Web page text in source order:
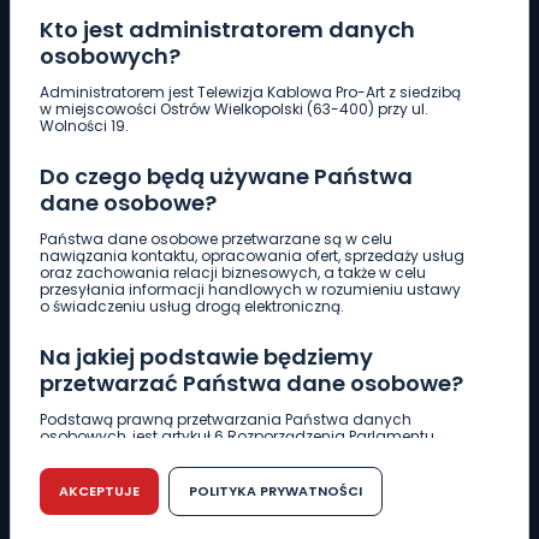
Kto jest administratorem danych
osobowych?
Administratorem jest Telewizja Kablowa Pro-Art z siedzibą
w miejscowości Ostrów Wielkopolski (63-400) przy ul.
Wolności 19.
Do czego będą używane Państwa
dane osobowe?
Państwa dane osobowe przetwarzane są w celu
nawiązania kontaktu, opracowania ofert, sprzedaży usług
oraz zachowania relacji biznesowych, a także w celu
przesyłania informacji handlowych w rozumieniu ustawy
o świadczeniu usług drogą elektroniczną.
Na jakiej podstawie będziemy
przetwarzać Państwa dane osobowe?
Podstawą prawną przetwarzania Państwa danych
osobowych, jest artykuł 6 Rozporządzenia Parlamentu
r. w sprawie ochrony osób fizycznych w związku z
przetwarzaniem danych osobowych w sprawie
swobodnego przepływu takich danych oraz uchylenia
dyrektywy 95/46/WE (RODO).
AKCEPTUJE POLITYKA PRYWATNOŚCI
Pobierz logotyp
661 997 997
REDAKCJA
62 735 22 22redakcja@wlkp24.info
DZIAŁ REKLAMY
62 735 01 85 reklama@wlkp24.info
WIADOMOŚCI
CIEKAWOSTKI